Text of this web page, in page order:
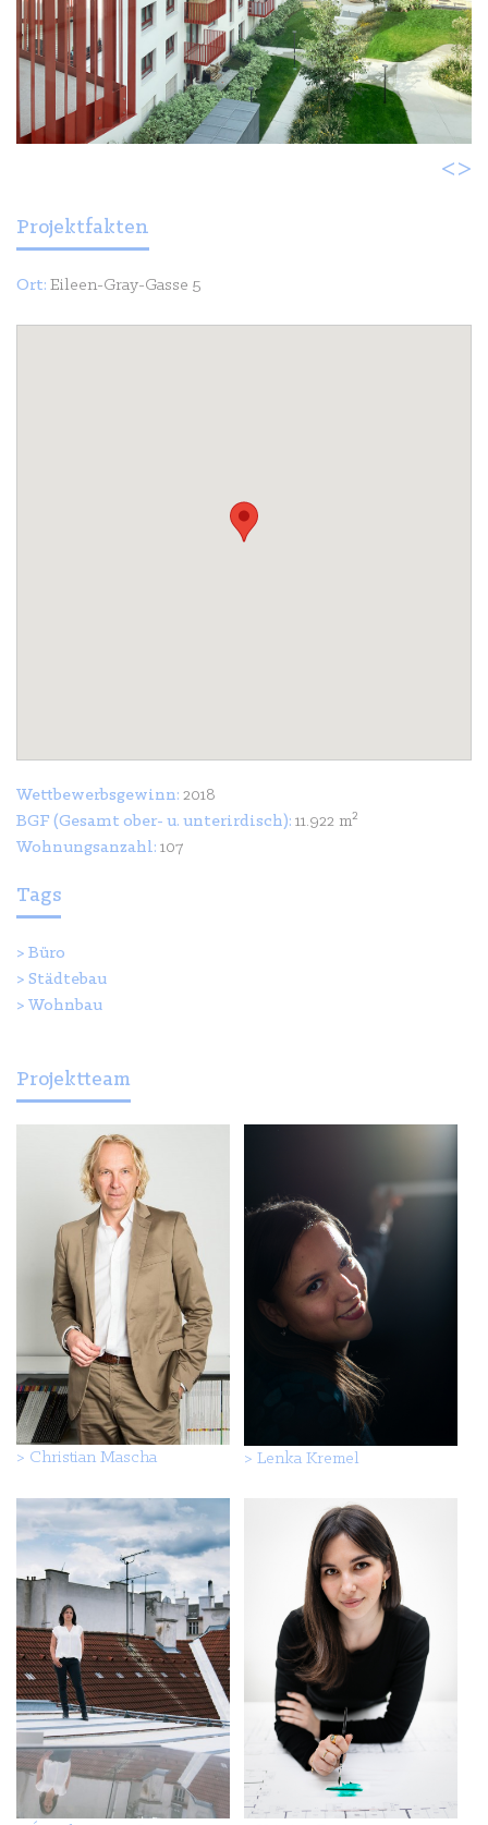
<>
Projektfakten
Ort: Eileen-Gray-Gasse 5
Wettbewerbsgewinn: 2018
BGF (Gesamt ober- u. unterirdisch): 11.922 m²
Wohnungsanzahl: 107
Tags
> Büro
> Städtebau
> Wohnbau
Projektteam
> Christian Mascha > Lenka Kremel